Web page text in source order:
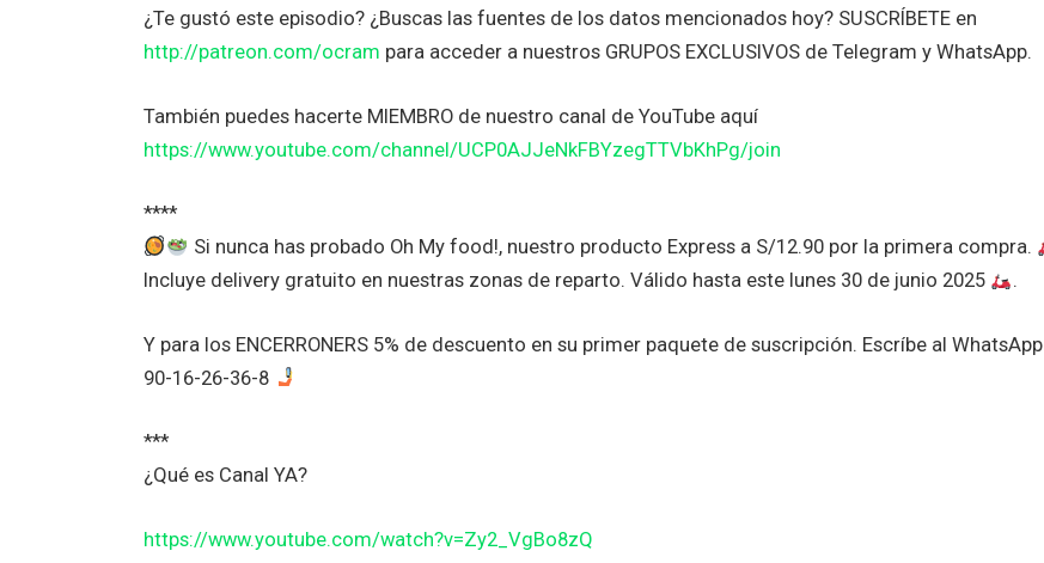
¿Te gustó este episodio? ¿Buscas las fuentes de los datos mencionados hoy? SUSCRÍBETE en
http://patreon.com/ocram para acceder a nuestros GRUPOS EXCLUSIVOS de Telegram y WhatsApp.
También puedes hacerte MIEMBRO de nuestro canal de YouTube aquí
https://www.youtube.com/channel/UCP0AJJeNkFBYzegTTVbKhPg/join
****
Si nunca has probado Oh My food!, nuestro producto Express a S/12.90 por la primera compra.
Incluye delivery gratuito en nuestras zonas de reparto. Válido hasta este lunes 30 de junio 2025
.
Y para los ENCERRONERS 5% de descuento en su primer paquete de suscripción. Escríbe al WhatsApp
90-16-26-36-8
***
¿Qué es Canal YA?
https://www.youtube.com/watch?v=Zy2_VgBo8zQ